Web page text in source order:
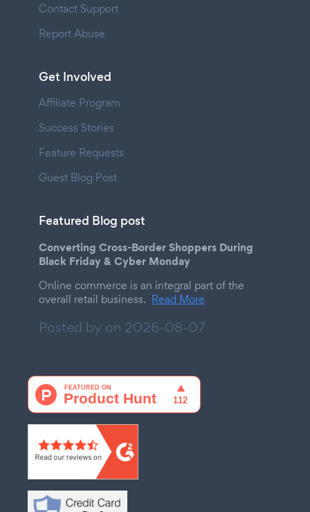
Contact Support
Report Abuse
Get Involved
Affiliate Program
Success Stories
Feature Requests
Guest Blog Post
Featured Blog post
Converting Cross-Border Shoppers During
Black Friday & Cyber Monday
Online commerce is an integral part of the
overall retail business. Read More
Posted by on 2026-08-07